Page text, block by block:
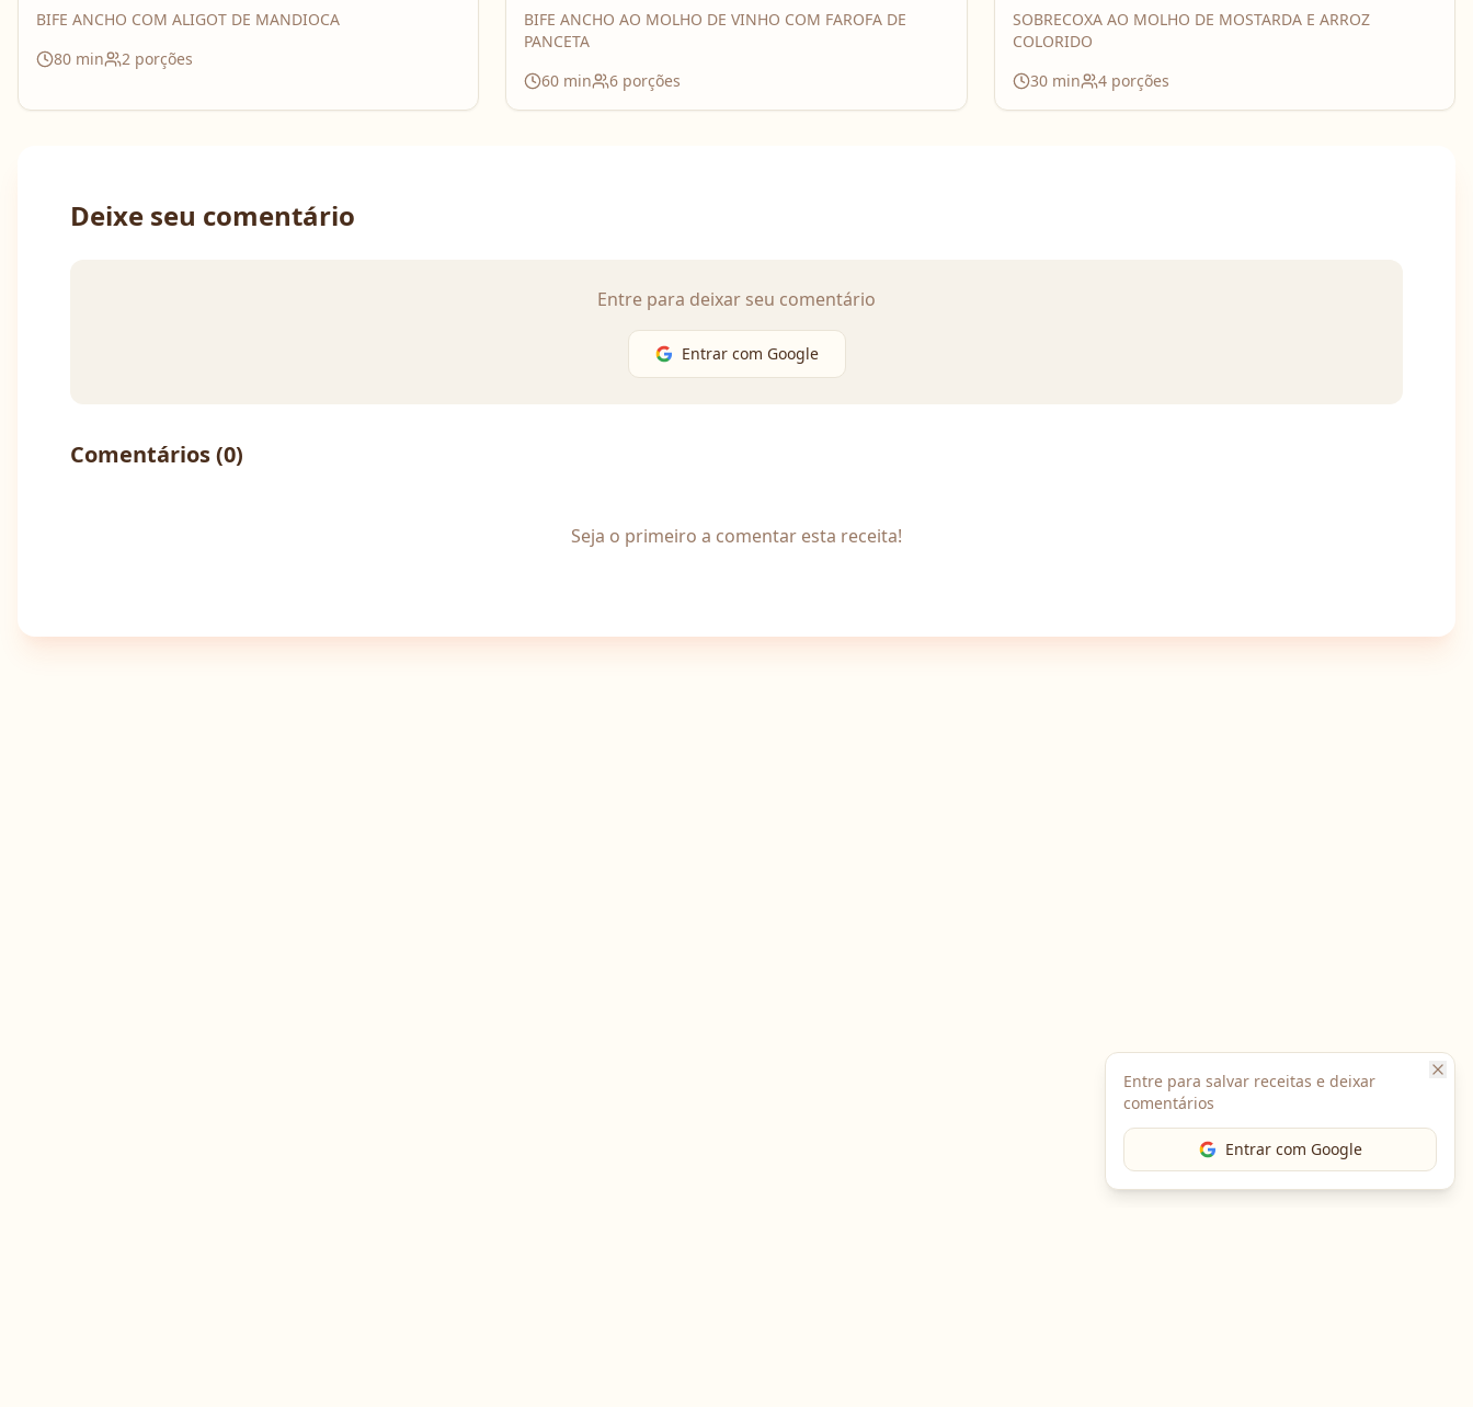
Entre para salvar receitas e deixar
comentários
Entrar com Google
BIFE ANCHO COM ALIGOT DE MANDIOCA
80 min 2 porções
BIFE ANCHO AO MOLHO DE VINHO COM FAROFA DE
PANCETA
60 min 6 porções
SOBRECOXA AO MOLHO DE MOSTARDA E ARROZ
COLORIDO
30min 4porções
Deixe seu comentário
Entre para deixar seu comentário
Entrar com Google
Comentários (0)
Seja o primeiro a comentar esta receita!